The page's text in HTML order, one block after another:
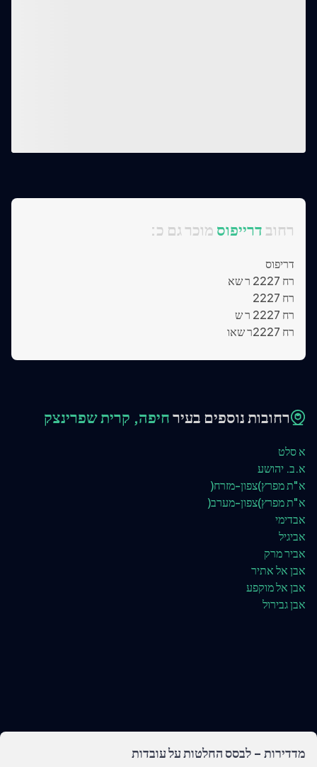
:רחוב דרייפוס מוכר גם כ
דריפוס
רח 2227 ר שא
רח 2227
רח 2227 ר ש
רח 2227ר שאו
רחובות נוספים בעירחיפה, קרית שפרינצק
א סלט
א.ב. יהושע
א"ת מפרץ)צפון-מזרח(
א"ת מפרץ)צפון-מערב(
אבדימי
אביגיל
אביר מרק
אבן אל אתיר
אבן אל מוקפע
אבן גבירול
מדדירות - לבסס החלטות על עובדות